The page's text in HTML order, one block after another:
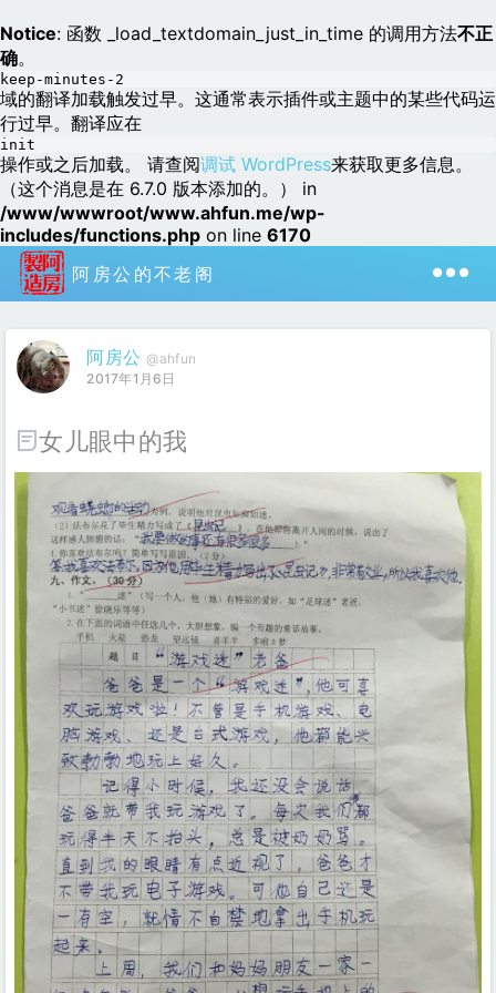
Notice: 函数 _load_textdomain_just_in_time 的调用方法不正
确。
keep-minutes-2
域的翻译加载触发过早。这通常表示插件或主题中的某些代码运
行过早。翻译应在
init
操作或之后加载。 请查阅调试 WordPress来获取更多信息。
（这个消息是在 6.7.0 版本添加的。） in
/www/wwwroot/www.ahfun.me/wp-
includes/functions.php on line 6170
阿房公的不老阁
阿房公 @ahfun
2017年1月6日
女儿眼中的我